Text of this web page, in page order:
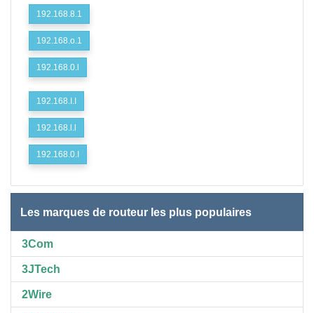
192.168.8.1
192.168.o.1
192.168.0.l
192.168.I.I
192.168.l.l
192.168.0.I
Les marques de routeur les plus populaires
3Com
3JTech
2Wire